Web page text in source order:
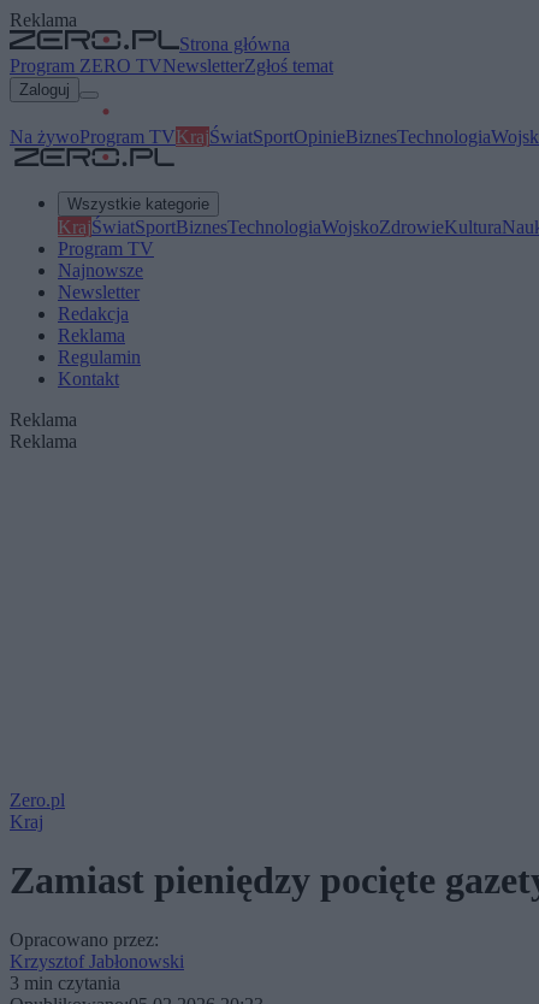
Reklama
Strona główna
Program ZERO TVNewsletterZgłoś temat
Zaloguj
Na żywoProgram TVKrajŚwiatSportOpinieBiznesTechnologia
Wszystkie kategorie
KrajŚwiatSportBiznesTechnologiaWojskoZdrowieKultura
Program TV
Najnowsze
Newsletter
Redakcja
Reklama
Regulamin
Kontakt
Reklama
Reklama
Zero.pl
Kraj
Zamiast pieniędzy pocięte
Opracowano przez:
Krzysztof Jabłonowski
3 min czytania